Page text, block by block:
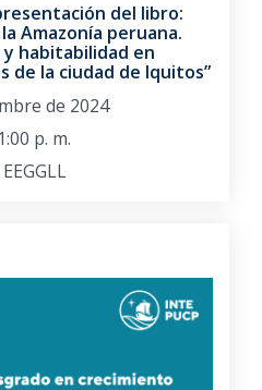
del libro:
Amazonía peruana.
y habitabilidad en
de la ciudad de Iquitos”
de 2024
p. m.